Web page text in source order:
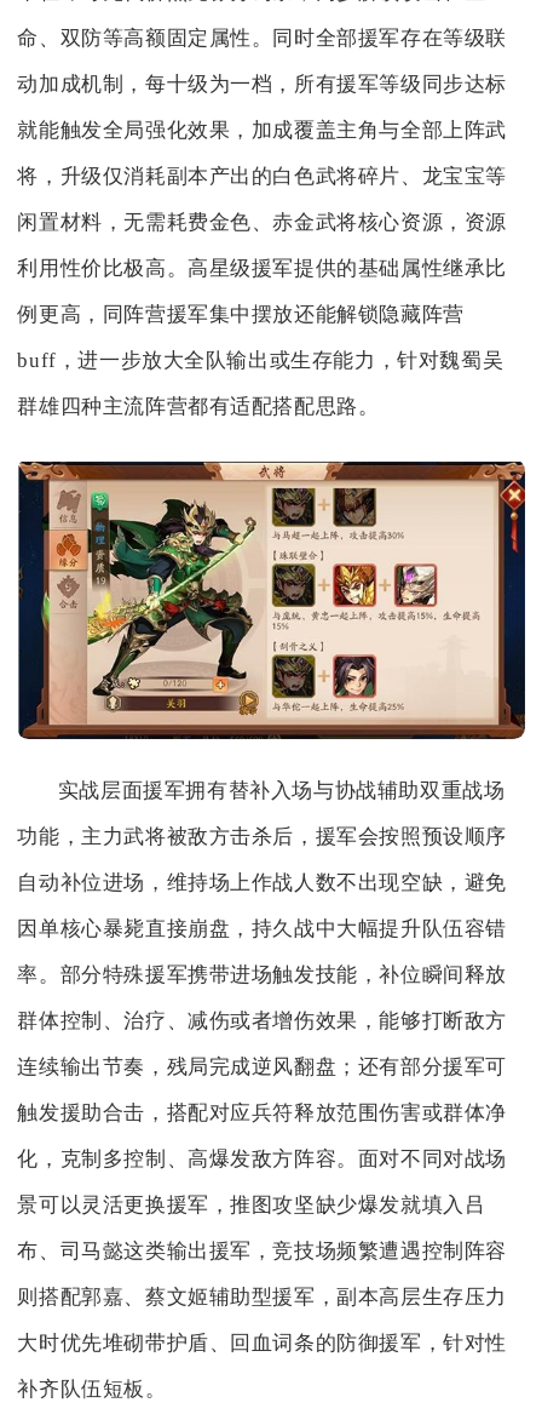
命、双防等高额固定属性。同时全部援军存在等级联
动加成机制，每十级为一档，所有援军等级同步达标
就能触发全局强化效果，加成覆盖主角与全部上阵武
将，升级仅消耗副本产出的白色武将碎片、龙宝宝等
闲置材料，无需耗费金色、赤金武将核心资源，资源
利用性价比极高。高星级援军提供的基础属性继承比
例更高，同阵营援军集中摆放还能解锁隐藏阵营
buff，进一步放大全队输出或生存能力，针对魏蜀吴
群雄四种主流阵营都有适配搭配思路。
实战层面援军拥有替补入场与协战辅助双重战场
功能，主力武将被敌方击杀后，援军会按照预设顺序
自动补位进场，维持场上作战人数不出现空缺，避免
因单核心暴毙直接崩盘，持久战中大幅提升队伍容错
率。部分特殊援军携带进场触发技能，补位瞬间释放
群体控制、治疗、减伤或者增伤效果，能够打断敌方
连续输出节奏，残局完成逆风翻盘；还有部分援军可
触发援助合击，搭配对应兵符释放范围伤害或群体净
化，克制多控制、高爆发敌方阵容。面对不同对战场
景可以灵活更换援军，推图攻坚缺少爆发就填入吕
布、司马懿这类输出援军，竞技场频繁遭遇控制阵容
则搭配郭嘉、蔡文姬辅助型援军，副本高层生存压力
大时优先堆砌带护盾、回血词条的防御援军，针对性
补齐队伍短板。